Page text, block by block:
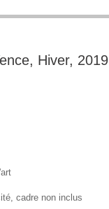
Hiver, 2019
cadre non inclus